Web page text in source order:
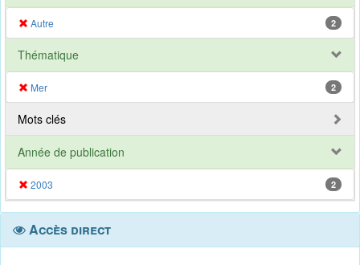
Autre 2
Thématique
Mer 2
Mots clés
Année de publication
2003 2
Accès direct